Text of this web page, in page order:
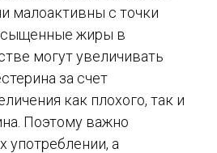
малоактивны с точки
жиры в
могут увеличивать
за счет
как плохого, так и
Поэтому важно
употреблении, а